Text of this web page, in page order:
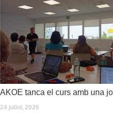
24 juliol, 2026